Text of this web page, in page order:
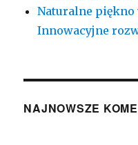
Naturalne
Innowacyjne
NAJNOWSZE